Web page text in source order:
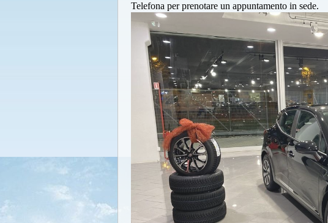
Telefona per prenotare un appuntamento in sede.